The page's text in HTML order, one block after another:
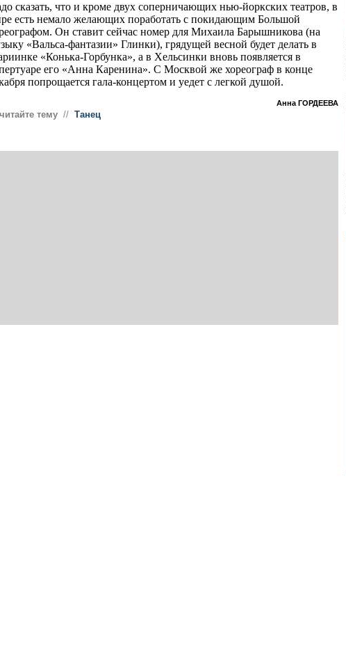
сказать, что и кроме двух соперничающих нью-йоркских театров, в
есть немало желающих поработать с покидающим Большой
Он ставит сейчас номер для Михаила Барышникова (на
«Вальса-фантазии» Глинки), грядущей весной будет делать в
«Конька-Горбунка», а в Хельсинки вновь появляется в
его «Анна Каренина». С Москвой же хореограф в конце
попрощается гала-концертом и уедет с легкой душой.
Анна ГОРДЕЕВА
читайте тему // Танец